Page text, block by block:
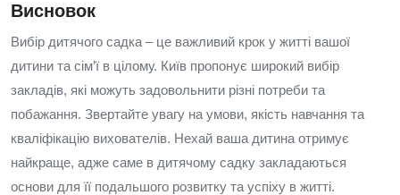
Висновок
Вибір дитячого садка – це важливий крок у житті вашої
дитини та сім’ї в цілому. Київ пропонує широкий вибір
закладів, які можуть задовольнити різні потреби та
побажання. Звертайте увагу на умови, якість навчання та
кваліфікацію вихователів. Нехай ваша дитина отримує
найкраще, адже саме в дитячому садку закладаються
основи для її подальшого розвитку та успіху в житті.